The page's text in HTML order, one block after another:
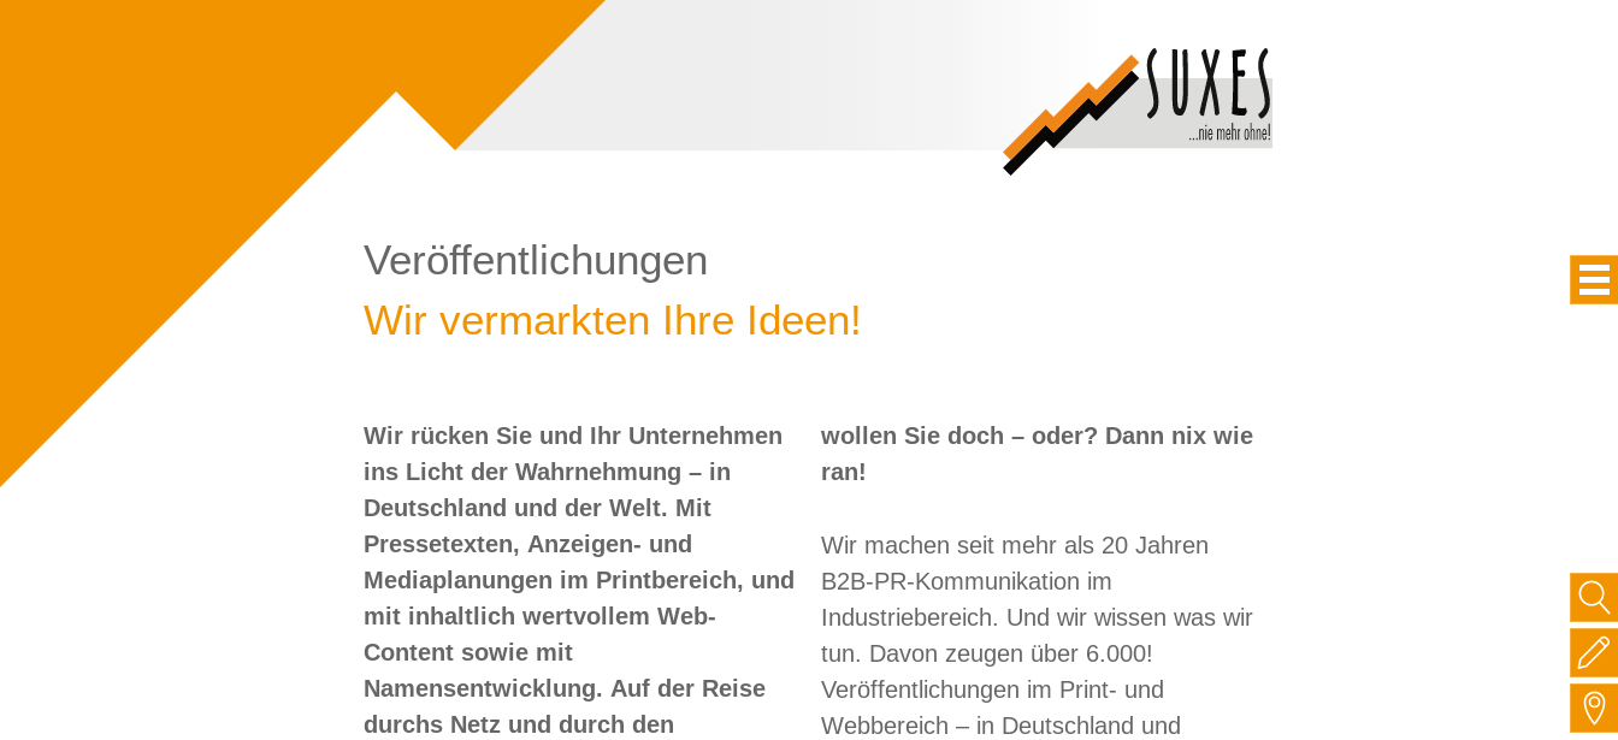
Veröffentlichungen
Wir vermarkten Ihre Ideen!
Wir rücken Sie und Ihr Unternehmen
ins Licht der Wahrnehmung – in
Deutschland und der Welt. Mit
Pressetexten, Anzeigen- und
Mediaplanungen im Printbereich, und
mit inhaltlich wertvollem Web-
Content sowie mit
Namensentwicklung. Auf der Reise
durchs Netz und durch den
wollen Sie doch – oder? Dann nix wie
ran!
Wir machen seit mehr als 20 Jahren
B2B-PR-Kommunikation im
Industriebereich. Und wir wissen was wir
tun. Davon zeugen über 6.000!
Veröffentlichungen im Print- und
Webbereich – in Deutschland und